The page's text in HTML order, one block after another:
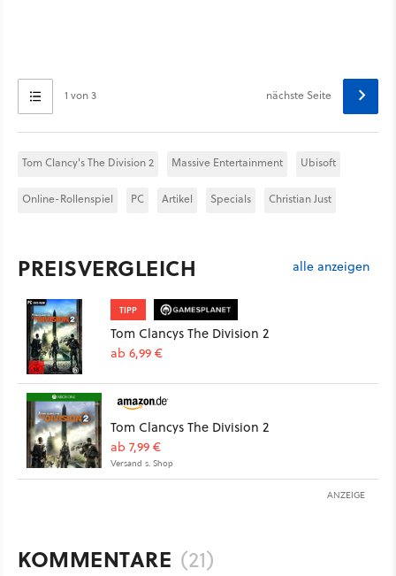
1 von 3 nächste Seite
Tom Clancy's The Division 2 Massive Entertainment Ubisoft
Online-Rollenspiel PC Artikel Specials Christian Just
PREISVERGLEICH alle anzeigen
TIPP
Tom Clancys The Division 2
ab 6,99 €
Tom Clancys The Division 2
ab 7,99 €
Versand s. Shop
ANZEIGE
KOMMENTARE (21)